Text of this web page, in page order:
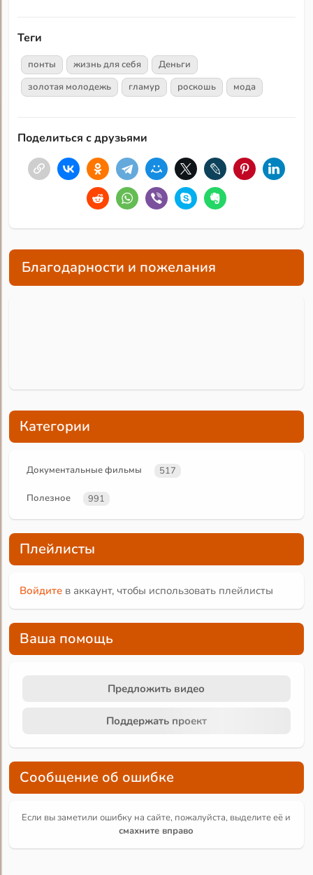
Теги
понты жизнь для себя
Деньги
золотая молодежь
гламур роскошь мода
Поделиться с друзьями
Благодарности и пожелания
Категории
Документальные фильмы 517
Полезное 991
Плейлисты
Войдите в аккаунт, чтобы использовать плейлисты
Ваша помощь
Предложить видео
Поддержать проект
Сообщение об ошибке
Если вы заметили ошибку на сайте, пожалуйста, выделите её и
смахните вправо